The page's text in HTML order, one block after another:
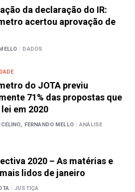
da declaração do IR:
acertou aprovação de
| DADOS
do JOTA previu
71% das propostas que
em 2020
FERNANDO MELLO | ANÁLISE
2020 – As matérias e
lidos de janeiro
| JUSTIÇA